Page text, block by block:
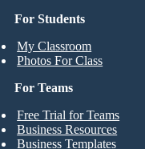
For Students
My Classroom
Photos For Class
For Teams
Free Trial for Teams
Business Resources
Business Templates